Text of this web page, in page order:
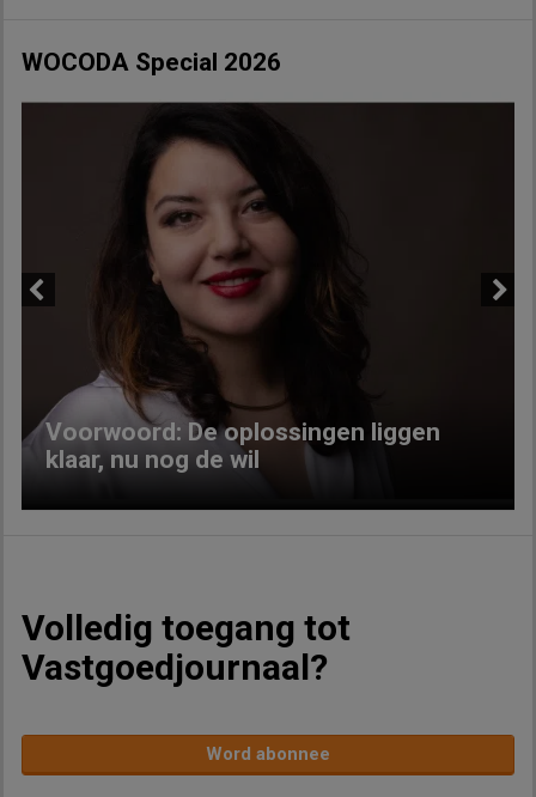
WOCODA Special 2026
Voorwoord: De oplossingen liggen
klaar, nu nog de wil
Volledig toegang tot
Vastgoedjournaal?
Word abonnee